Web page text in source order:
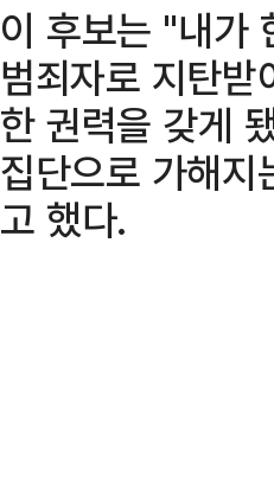
이 후보는 "내가
범죄자로 지탄
한 권력을 갖게
집단으로 가해
고 했다.